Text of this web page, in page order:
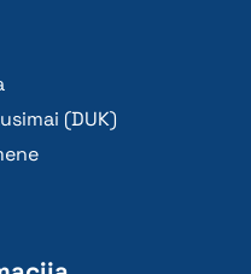
(DUK)